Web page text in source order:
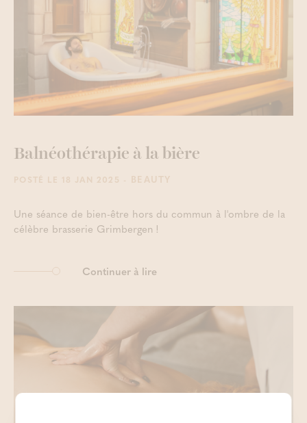
Balnéothérapie à la bière
POSTÉ LE 18 JAN 2025 - BEAUTY
Une séance de bien-être hors du commun à l'ombre de la
célèbre brasserie Grimbergen !
Continuer à lire